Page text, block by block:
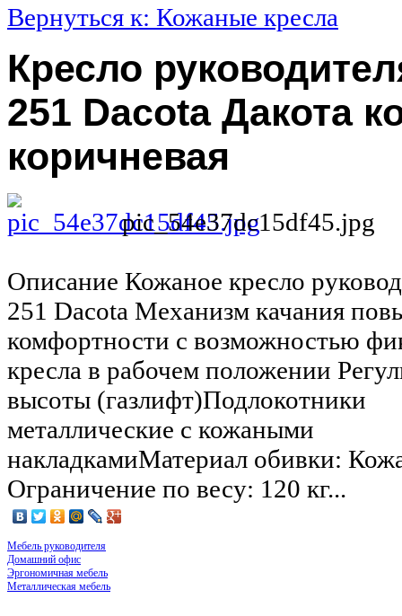
Вернуться к: Кожаные кресла
Кресло
251 Dacota Дакота
коричневая
pic_54e37dc15df45.jpg
Описание Кожаное кресло
251 Dacota Механизм качания
комфортности с возможностью
кресла в рабочем положении
высоты (газлифт)Подлокотники
металлические с кожаными
накладкамиМатериал обивки:
Ограничение по весу: 120 кг...
Мебель руководителя
Домашний офис
Эргономичная мебель
Металлическая мебель